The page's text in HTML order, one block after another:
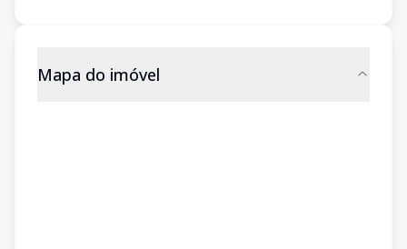
Mapa do imóvel